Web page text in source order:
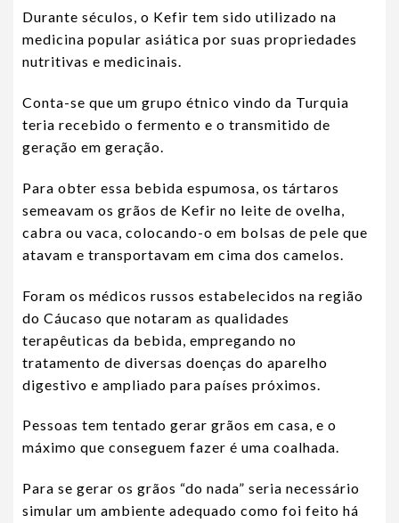
Durante séculos, o Kefir tem sido utilizado na
medicina popular asiática por suas propriedades
nutritivas e medicinais.
Conta-se que um grupo étnico vindo da Turquia
teria recebido o fermento e o transmitido de
geração em geração.
Para obter essa bebida espumosa, os tártaros
semeavam os grãos de Kefir no leite de ovelha,
cabra ou vaca, colocando-o em bolsas de pele que
atavam e transportavam em cima dos camelos.
Foram os médicos russos estabelecidos na região
do Cáucaso que notaram as qualidades
terapêuticas da bebida, empregando no
tratamento de diversas doenças do aparelho
digestivo e ampliado para países próximos.
Pessoas tem tentado gerar grãos em casa, e o
máximo que conseguem fazer é uma coalhada.
Para se gerar os grãos “do nada” seria necessário
simular um ambiente adequado como foi feito há